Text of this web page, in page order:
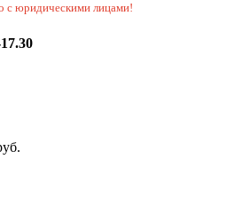
с юридическими лицами!